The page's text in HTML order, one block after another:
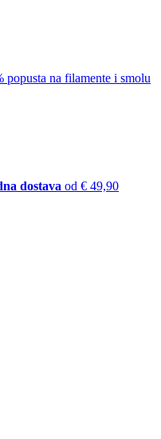
popusta na filamente i smolu
dostava od € 49,90